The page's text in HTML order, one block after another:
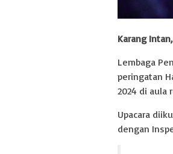
Karang Intan,
Lembaga
peringatan
2024 di aula
Upacara
dengan